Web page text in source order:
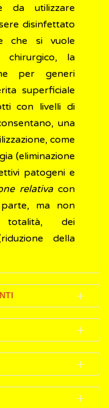
da utilizzare
disinfettato
che si vuole
chirurgico, la
per generi
superficiale
con livelli di
una
come
(eliminazione
patogeni e
relativacon
ma non
totalità, dei
della
mercato e il
tra il 60
che
ricorrere
è importante
soluzione